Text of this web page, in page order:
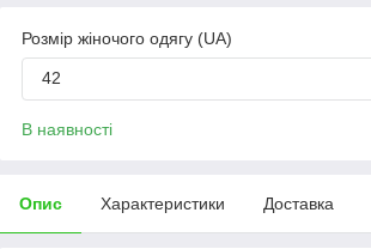
Розмір жіночого одягу (UA)
42
В наявності
Опис Характеристики Доставка